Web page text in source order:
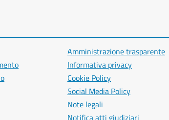
Amministrazione trasparente
Informativa privacy
Cookie Policy
Social Media Policy
Note legali